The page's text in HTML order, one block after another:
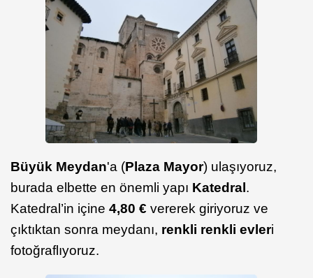
Büyük Meydan'a (Plaza Mayor) ulaşıyoruz,
burada elbette en önemli yapı Katedral.
Katedral’in içine 4,80 € vererek giriyoruz ve
çıktıktan sonra meydanı, renkli renkli evleri
fotoğraflıyoruz.